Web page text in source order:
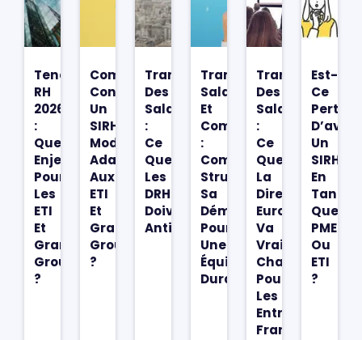
Tendances
RH
2026
:
Quels
Enjeux
Pour
Les
ETI
Et
Grands
Groupes
?
Comment
Construire
Un
SIRH
Modulaire
Adapté
Aux
ETI
Et
Grands
Groupes
?
Transparence
Des
Salaires
:
Ce
Que
Les
DRH
Doivent
Anticiper
Transparence
Salariale
Et
Compétences
:
Comment
Structurer
Sa
Démarche
Pour
Une
Équité
Durable
Transparence
Des
Salaires
:
Ce
Que
La
Directive
Européenne
Va
Vraiment
Changer
Pour
Les
Entreprises
Françaises
Est-
Ce
D’avoir
Un
SIRH
En
Tant
Que
PME
Ou
ETI
?